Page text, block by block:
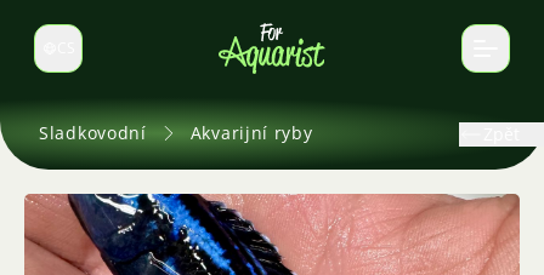
Select language
Sladkovodní Akvarijní ryby